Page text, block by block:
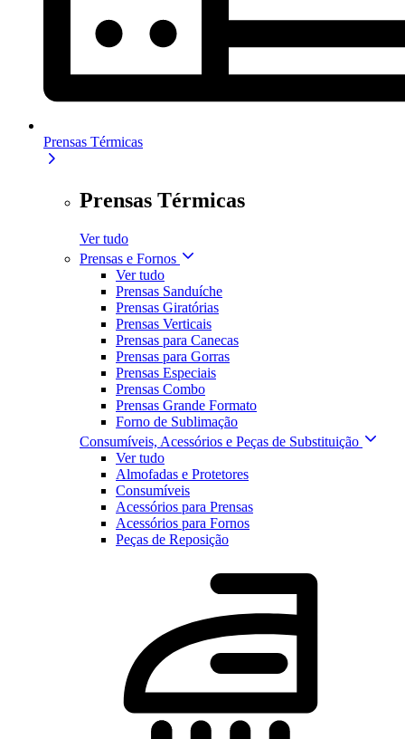
Prensas Térmicas
Prensas Térmicas
Ver tudo
Prensas e Fornos
Ver tudo
Prensas Sanduíche
Prensas Giratórias
Prensas Verticais
Prensas para Canecas
Prensas para Gorras
Prensas Especiais
Prensas Combo
Prensas Grande Formato
Forno de Sublimação
Consumíveis, Acessórios e Peças de Substituição
Ver tudo
Almofadas e Protetores
Consumíveis
Acessórios para Prensas
Acessórios para Fornos
Peças de Reposição